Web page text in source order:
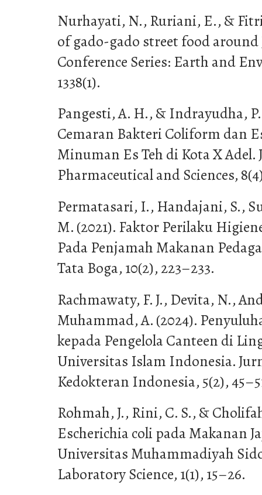
Nurhayati, N., Ruriani, E., &
of gado-gado street food around
Conference Series: Earth and
1338(1).
Pangesti, A. H., & Indrayudha,
Cemaran Bakteri Coliform dan
Minuman Es Teh di Kota X Adel.
Pharmaceutical and Sciences,
Permatasari, I., Handajani, S.,
M. (2021). Faktor Perilaku
Pada Penjamah Makanan
Tata Boga, 10(2), 223–233.
Rachmawaty, F. J., Devita, N.,
Muhammad, A. (2024).
kepada Pengelola Canteen di
Universitas Islam Indonesia.
Kedokteran Indonesia, 5(2),
Rohmah, J., Rini, C. S., &
Escherichia coli pada Makanan
Universitas Muhammadiyah
Laboratory Science, 1(1), 15–26.